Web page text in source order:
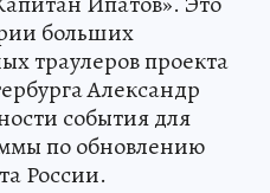
больших
траулеров проекта
Александр
события для
по обновлению
России.